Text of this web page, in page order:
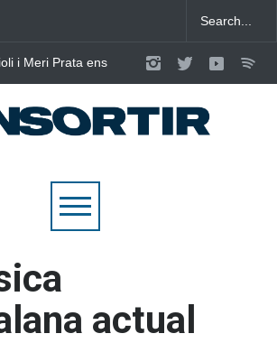
i Meri Prata ens
Joana Dark i Abril
transformen els ‘Cants
d’Estisorar’ en pop
actual